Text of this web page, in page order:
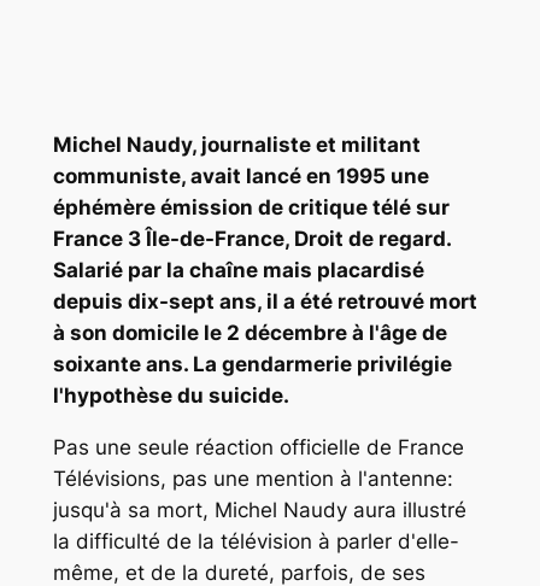
Michel Naudy, journaliste et militant
communiste, avait lancé en 1995 une
éphémère émission de critique télé sur
France 3 Île-de-France, Droit de regard.
Salarié par la chaîne mais placardisé
depuis dix-sept ans, il a été retrouvé mort
à son domicile le 2 décembre à l'âge de
soixante ans. La gendarmerie privilégie
l'hypothèse du suicide.
Pas une seule réaction officielle de France
Télévisions, pas une mention à l'antenne:
jusqu'à sa mort, Michel Naudy aura illustré
la difficulté de la télévision à parler d'elle-
même, et de la dureté, parfois, de ses